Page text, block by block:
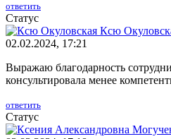
ответить
Статус
Ксю
02.02.2024, 17:21
Выражаю благодарность
консультировала менее
ответить
Статус